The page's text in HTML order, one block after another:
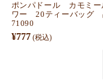
ポンパドール カモミー
ワー 20ティーバッグ
71090
¥777 (税込)